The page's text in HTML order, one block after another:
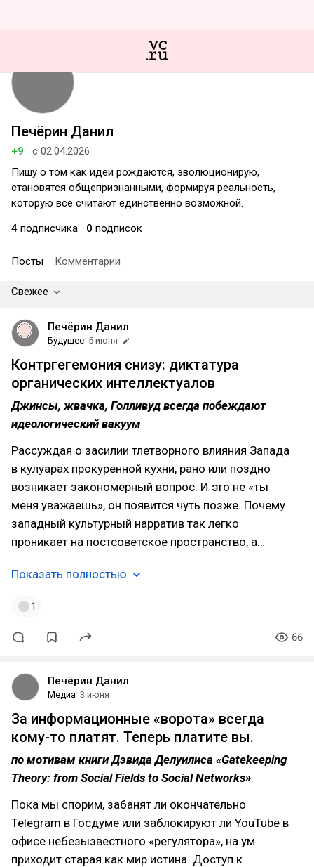
Печёрин Данил
+9
с 02.04.2026
Пишу о том как идеи рождаются, эволюционирую,
становятся общепризнанными, формируя реальность,
которую все считают единственно возможной.
4 подписчика 0 подписок
Посты Комментарии
Свежее
Печёрин Данил
Будущее 5 июня
Контргегемония снизу: диктатура
органических интеллектуалов
Джинсы, жвачка, Голливуд всегда побеждают
идеологический вакуум
Рассуждая о засилии тлетворного влияния Запада
в кулуарах прокуренной кухни, рано или поздно
возникает закономерный вопрос. И это не «ты
меня уважаешь», он появится чуть позже. Почему
западный культурный нарратив так легко
проникает на постсоветское пространство, а…
Показать полностью
1
66
Печёрин Данил
Медиа 3 июня
За информационные «ворота» всегда
кому-то платят. Теперь платите вы.
по мотивам книги Дэвида Делуилиса «Gatekeeping
Theory: from Social Fields to Social Networks»
Пока мы спорим, забанят ли окончательно
Telegram в Госдуме или заблокируют ли YouTube в
офисе небезызвестного «регулятора», на ум
приходит старая как мир истина. Доступ к